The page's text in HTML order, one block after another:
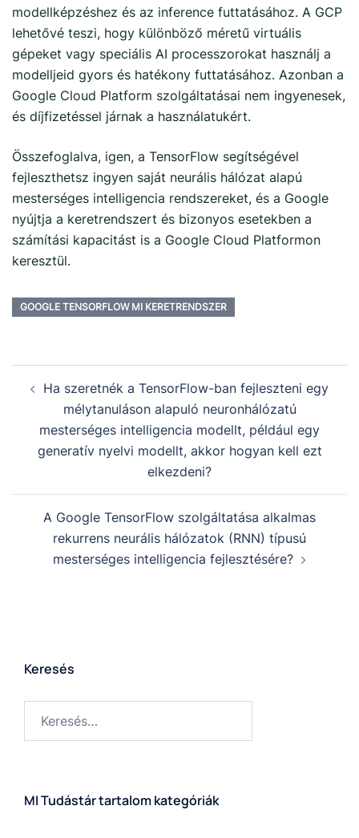
modellképzéshez és az inference futtatásához. A GCP
lehetővé teszi, hogy különböző méretű virtuális
gépeket vagy speciális AI processzorokat használj a
modelljeid gyors és hatékony futtatásához. Azonban a
Google Cloud Platform szolgáltatásai nem ingyenesek,
és díjfizetéssel járnak a használatukért.
Összefoglalva, igen, a TensorFlow segítségével
fejleszthetsz ingyen saját neurális hálózat alapú
mesterséges intelligencia rendszereket, és a Google
nyújtja a keretrendszert és bizonyos esetekben a
számítási kapacitást is a Google Cloud Platformon
keresztül.
GOOGLE TENSORFLOW MI KERETRENDSZER
Ha szeretnék a TensorFlow-ban fejleszteni egy
mélytanuláson alapuló neuronhálózatú
mesterséges intelligencia modellt, például egy
generatív nyelvi modellt, akkor hogyan kell ezt
elkezdeni?
A Google TensorFlow szolgáltatása alkalmas
rekurrens neurális hálózatok (RNN) típusú
mesterséges intelligencia fejlesztésére?
Keresés
MI Tudástár tartalom kategóriák